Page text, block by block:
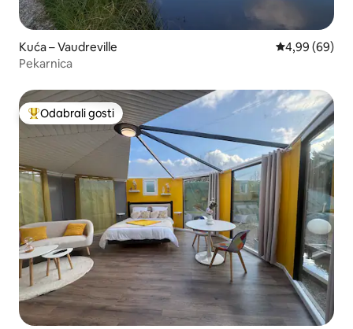
Kuća – Vaudreville Prosječna
4,99 (69)
Pekarnica
Među najviše rangiranima s oznakom „Odabrali gosti”
Odabrali gosti